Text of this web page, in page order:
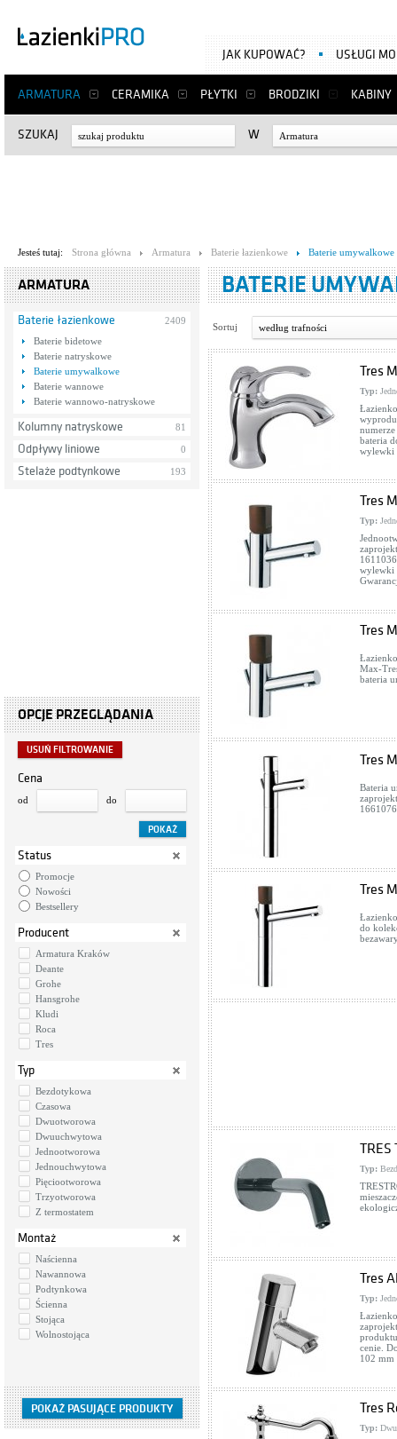
ARMATURA CERAMIKA PŁYTKI BRODZIKI KABINY
JAK KUPOWAĆ? USŁUGI
SZUKAJ W Armatura
Jesteś tutaj: Strona główna Armatura Baterie łazienkowe Baterie umywalkowe
ARMATURA
Baterie łazienkowe
2409
Baterie bidetowe
Baterie natryskowe
Baterie umywalkowe
Baterie wannowe
Baterie wannowo-natryskowe
Kolumny natryskowe 81
Odpływy liniowe 0
Stelaże podtynkowe 193
OPCJE PRZEGLĄDANIA
USUŃ FILTROWANIE
Cena
od do
Status
Promocje
Nowości
Bestsellery
Producent
Armatura Kraków
Deante
Grohe
Hansgrohe
Kludi
Roca
Tres
Typ
Bezdotykowa
Czasowa
Dwuotworowa
Dwuuchwytowa
Jednootworowa
Jednouchwytowa
Pięciootworowa
Trzyotworowa
Z termostatem
Montaż
Naścienna
Nawannowa
Podtynkowa
Ścienna
Stojąca
Wolnostojąca
BATERIE
Sortuj według trafności
Tres
Typ:
bateria
wylewki
Tres
Typ:
wylewki
Tres
Max-
bateria
Tres
Bateria
Tres
do
TRES
Typ:
Tres
Typ:
cenie.
102 mm
Tres
Typ: